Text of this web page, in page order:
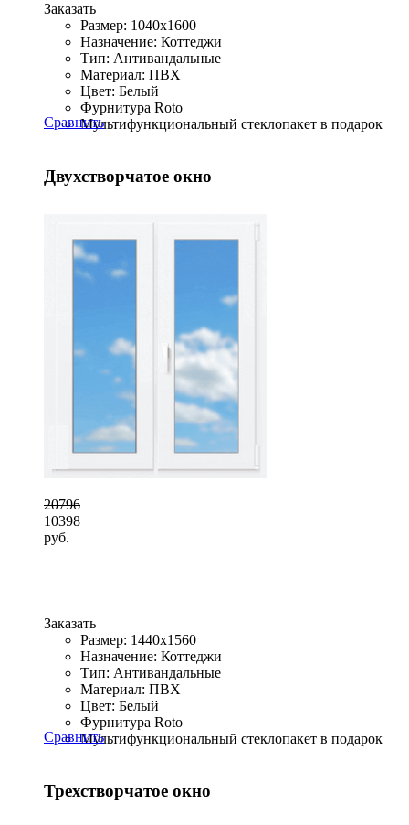
Заказать
Размер: 1040x1600
Назначение: Коттеджи
Тип: Антивандальные
Материал: ПВХ
Цвет: Белый
Фурнитура Roto
Мультифункциональный стеклопакет в подарок
Сравнить
Двухстворчатое окно
20796
10398
руб.
Заказать
Размер: 1440x1560
Назначение: Коттеджи
Тип: Антивандальные
Материал: ПВХ
Цвет: Белый
Фурнитура Roto
Мультифункциональный стеклопакет в подарок
Сравнить
Трехстворчатое окно